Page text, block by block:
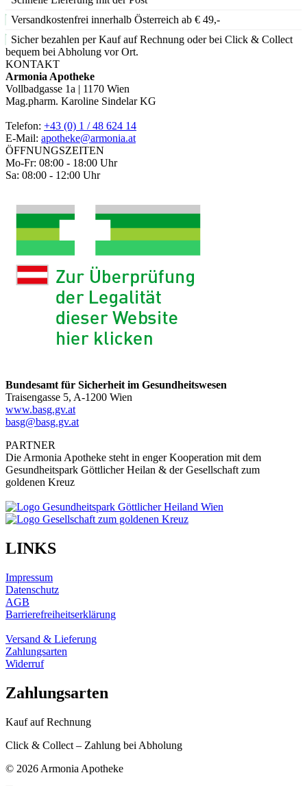
Versandkostenfrei innerhalb Österreich ab € 49,-
Sicher bezahlen per Kauf auf Rechnung oder bei Click & Collect
bequem bei Abholung vor Ort.
KONTAKT
Armonia Apotheke
Vollbadgasse 1a | 1170 Wien
Mag.pharm. Karoline Sindelar KG
Telefon: +43 (0) 1 / 48 624 14
E-Mail: apotheke@armonia.at
ÖFFNUNGSZEITEN
Mo-Fr: 08:00 - 18:00 Uhr
Sa: 08:00 - 12:00 Uhr
Bundesamt für Sicherheit im Gesundheitswesen
Traisengasse 5, A-1200 Wien
www.basg.gv.at
basg@basg.gv.at
PARTNER
Die Armonia Apotheke steht in enger Kooperation mit dem
Gesundheitspark Göttlicher Heilan & der Gesellschaft zum
goldenen Kreuz
LINKS
Impressum
Datenschutz
AGB
Barrierefreiheitserklärung
Versand & Lieferung
Zahlungsarten
Widerruf
Zahlungsarten
Kauf auf Rechnung
Click & Collect – Zahlung bei Abholung
© 2026 Armonia Apotheke